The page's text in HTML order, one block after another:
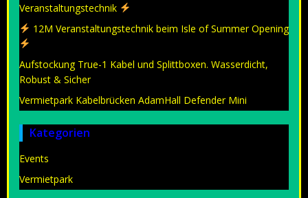
Veranstaltungstechnik
12M Veranstaltungstechnik beim Isle of Summer Opening
Aufstockung True-1 Kabel und Splittboxen. Wasserdicht,
Robust & Sicher
Vermietpark Kabelbrücken AdamHall Defender Mini
Kategorien
Events
Vermietpark